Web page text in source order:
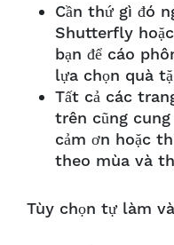
Cần thứ gì đó
Shutterfly hoặc
bạn để cáo
lựa chọn quà
Tất cả các
trên cũng
cảm ơn hoặc
theo mùa và
Tùy chọn tự làm